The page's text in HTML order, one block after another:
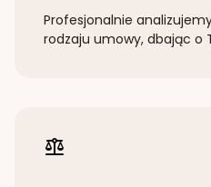
Profesjonalnie
rodzaju umowy, dbając o